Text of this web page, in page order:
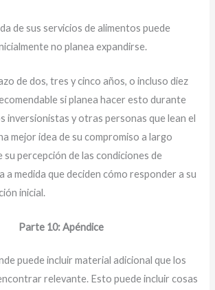
de sus servicios de alimentos puede
no planea expandirse.
de dos, tres y cinco años, o incluso diez
si planea hacer esto durante
inversionistas y otras personas que lean el
mejor idea de su compromiso a largo
su percepción de las condiciones de
a medida que deciden cómo responder a su
inicial.
Parte 10: Apéndice
puede incluir material adicional que los
relevante. Esto puede incluir cosas